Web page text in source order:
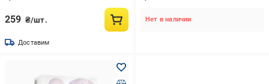
259 ₴/шт.
Доставим
Нет в наличии